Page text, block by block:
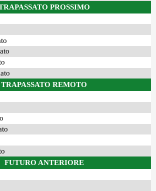
PROSSIMO
TRAPASSATO REMOTO
FUTURO ANTERIORE